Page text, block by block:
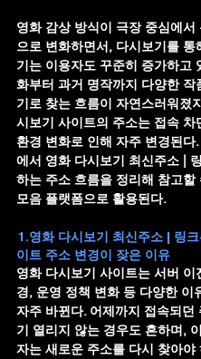
영화 감상 방식이 극장 중심에서
으로 변화하면서, 다시보기를 통
기는 이용자도 꾸준히 증가하고
화부터 과거 명작까지 다양한 작
기로 찾는 흐름이 자연스러워졌
시보기 사이트의 주소는 접속 차
환경 변화로 인해 자주 변경된다
에서 영화 다시보기 최신주소 |
하는 주소 흐름을 정리해 참고할
모음 플랫폼으로 활용된다.
1.영화 다시보기 최신주소 | 링
이트 주소 변경이 잦은 이유
영화 다시보기 사이트는 서버 이
경, 운영 정책 변화 등 다양한 이
자주 바뀐다. 어제까지 접속되던
기 열리지 않는 경우도 흔하며,
자는 새로운 주소를 다시 찾아야